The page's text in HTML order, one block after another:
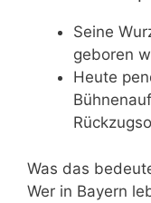
Seine
geboren
Heute
Was das
Wer in Bayern